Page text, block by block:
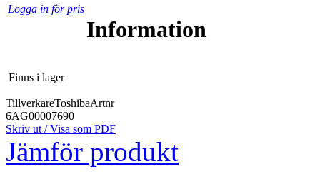
Logga in för pris
Information
Finns i lager
TillverkareToshibaArtnr
6AG00007690
Skriv ut / Visa som PDF
Jämför produkt